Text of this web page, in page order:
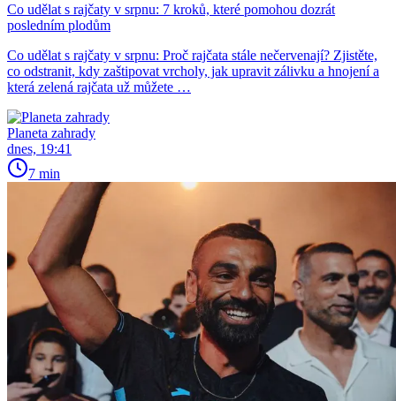
Co udělat s rajčaty v srpnu: 7 kroků, které pomohou dozrát
posledním plodům
Co udělat s rajčaty v srpnu: Proč rajčata stále nečervenají? Zjistěte,
co odstranit, kdy zaštipovat vrcholy, jak upravit zálivku a hnojení a
která zelená rajčata už můžete …
Planeta zahrady
dnes, 19:41
7 min